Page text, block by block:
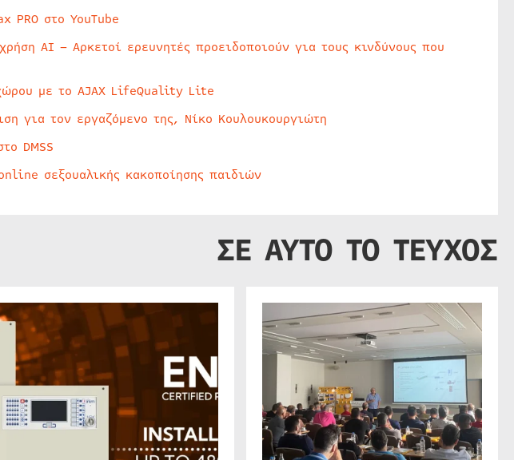
PRO στο YouTube
AI – Αρκετοί ερευνητές προειδοποιούν για τους κινδύνους που
με το AJAX LifeQuality Lite
για τον εργαζόμενο της, Νίκο Κουλουκουργιώτη
DMSS
σεξουαλικής κακοποίησης παιδιών
ΣΕ ΑΥΤΟ ΤΟ ΤΕΥΧΟΣ